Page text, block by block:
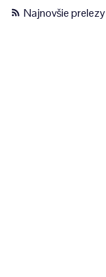
Najnovšie prelezy